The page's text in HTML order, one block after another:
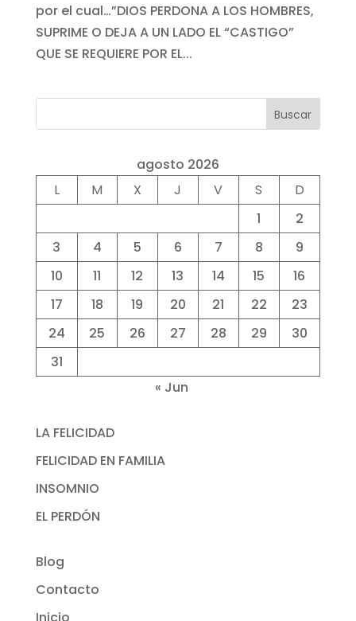
por el cual…”DIOS PERDONA A LOS HOMBRES,
SUPRIME O DEJA A UN LADO EL “CASTIGO”
QUE SE REQUIERE POR EL...
Buscar
agosto 2026
L
M X J V S
D
1
2
3
4 5 6 7 8
9
10
11 12 13 14 15
16
17
18 19 20 21 22
23
24
25 26 27 28 29
30
31
« Jun
LA FELICIDAD
FELICIDAD EN FAMILIA
INSOMNIO
EL PERDÓN
Blog
Contacto